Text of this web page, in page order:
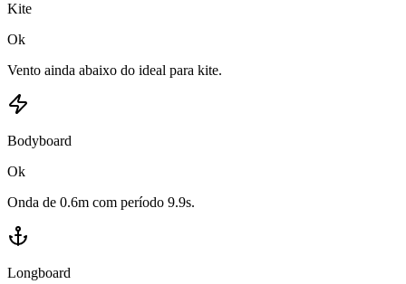
Kite
Ok
Vento ainda abaixo do ideal para kite.
Bodyboard
Ok
Onda de 0.6m com período 9.9s.
Longboard